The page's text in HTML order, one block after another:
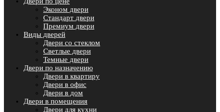
Эконом двери
Стандарт двери
Премиум двери
Виды дверей
Двери со стеклом
Светлые двери
Темные двери
Двери по назначению
Двери в квартиру
Двери в офис
Двери в дом
Двери в помещения
Двери для кухни